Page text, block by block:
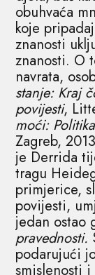
obuhvaća
koje
znanosti
znanosti. O
navrata,
stanje: Kraj
povijesti,
moći:
Zagreb,
je Derrida
tragu
primjerice,
povijesti,
jedan ostao
pravednosti.
podarujući
smislenosti